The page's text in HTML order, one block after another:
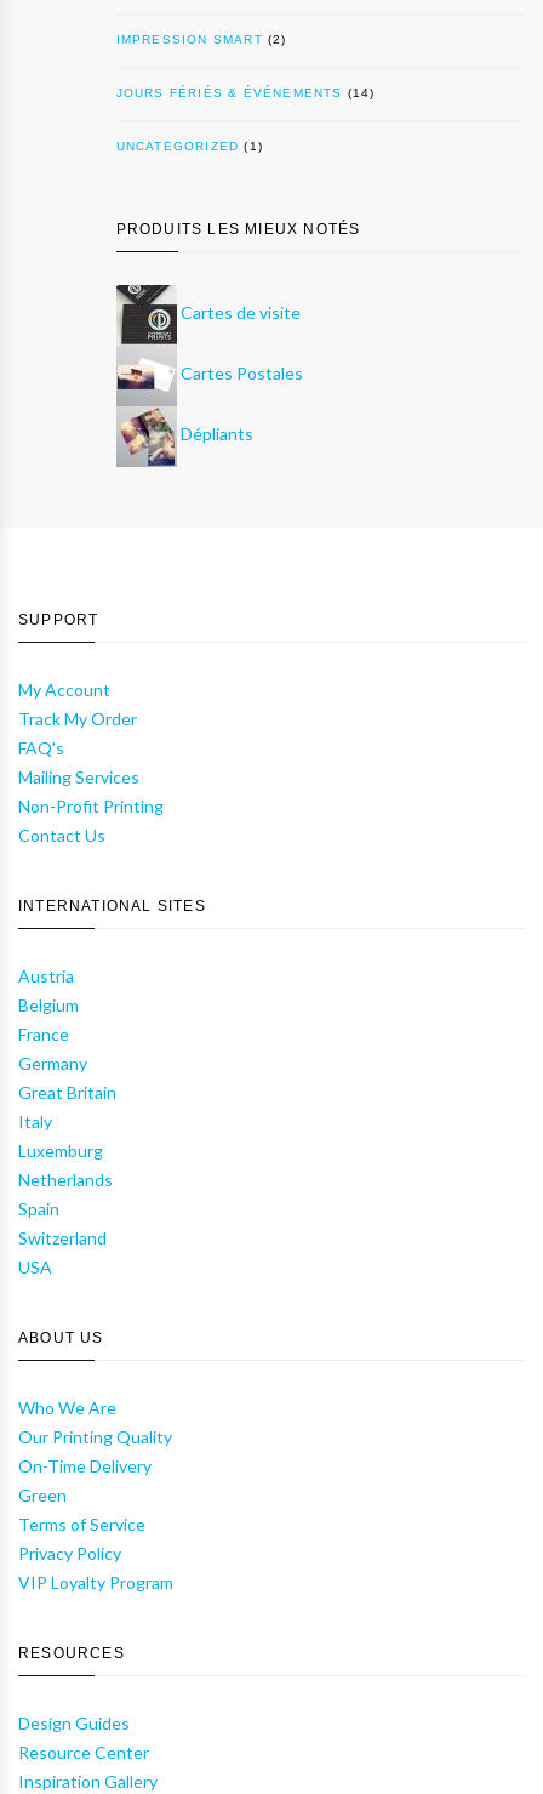
IMPRESSION SMART (2)
JOURS FÉRIÉS & ÉVÉNEMENTS (14)
UNCATEGORIZED (1)
PRODUITS LES MIEUX NOTÉS
Cartes de visite
Cartes Postales
Dépliants
SUPPORT
My Account
Track My Order
FAQ's
Mailing Services
Non-Profit Printing
Contact Us
INTERNATIONAL SITES
Austria
Belgium
France
Germany
Great Britain
Italy
Luxemburg
Netherlands
Spain
Switzerland
USA
ABOUT US
Who We Are
Our Printing Quality
On-Time Delivery
Green
Terms of Service
Privacy Policy
VIP Loyalty Program
RESOURCES
Design Guides
Resource Center
Inspiration Gallery